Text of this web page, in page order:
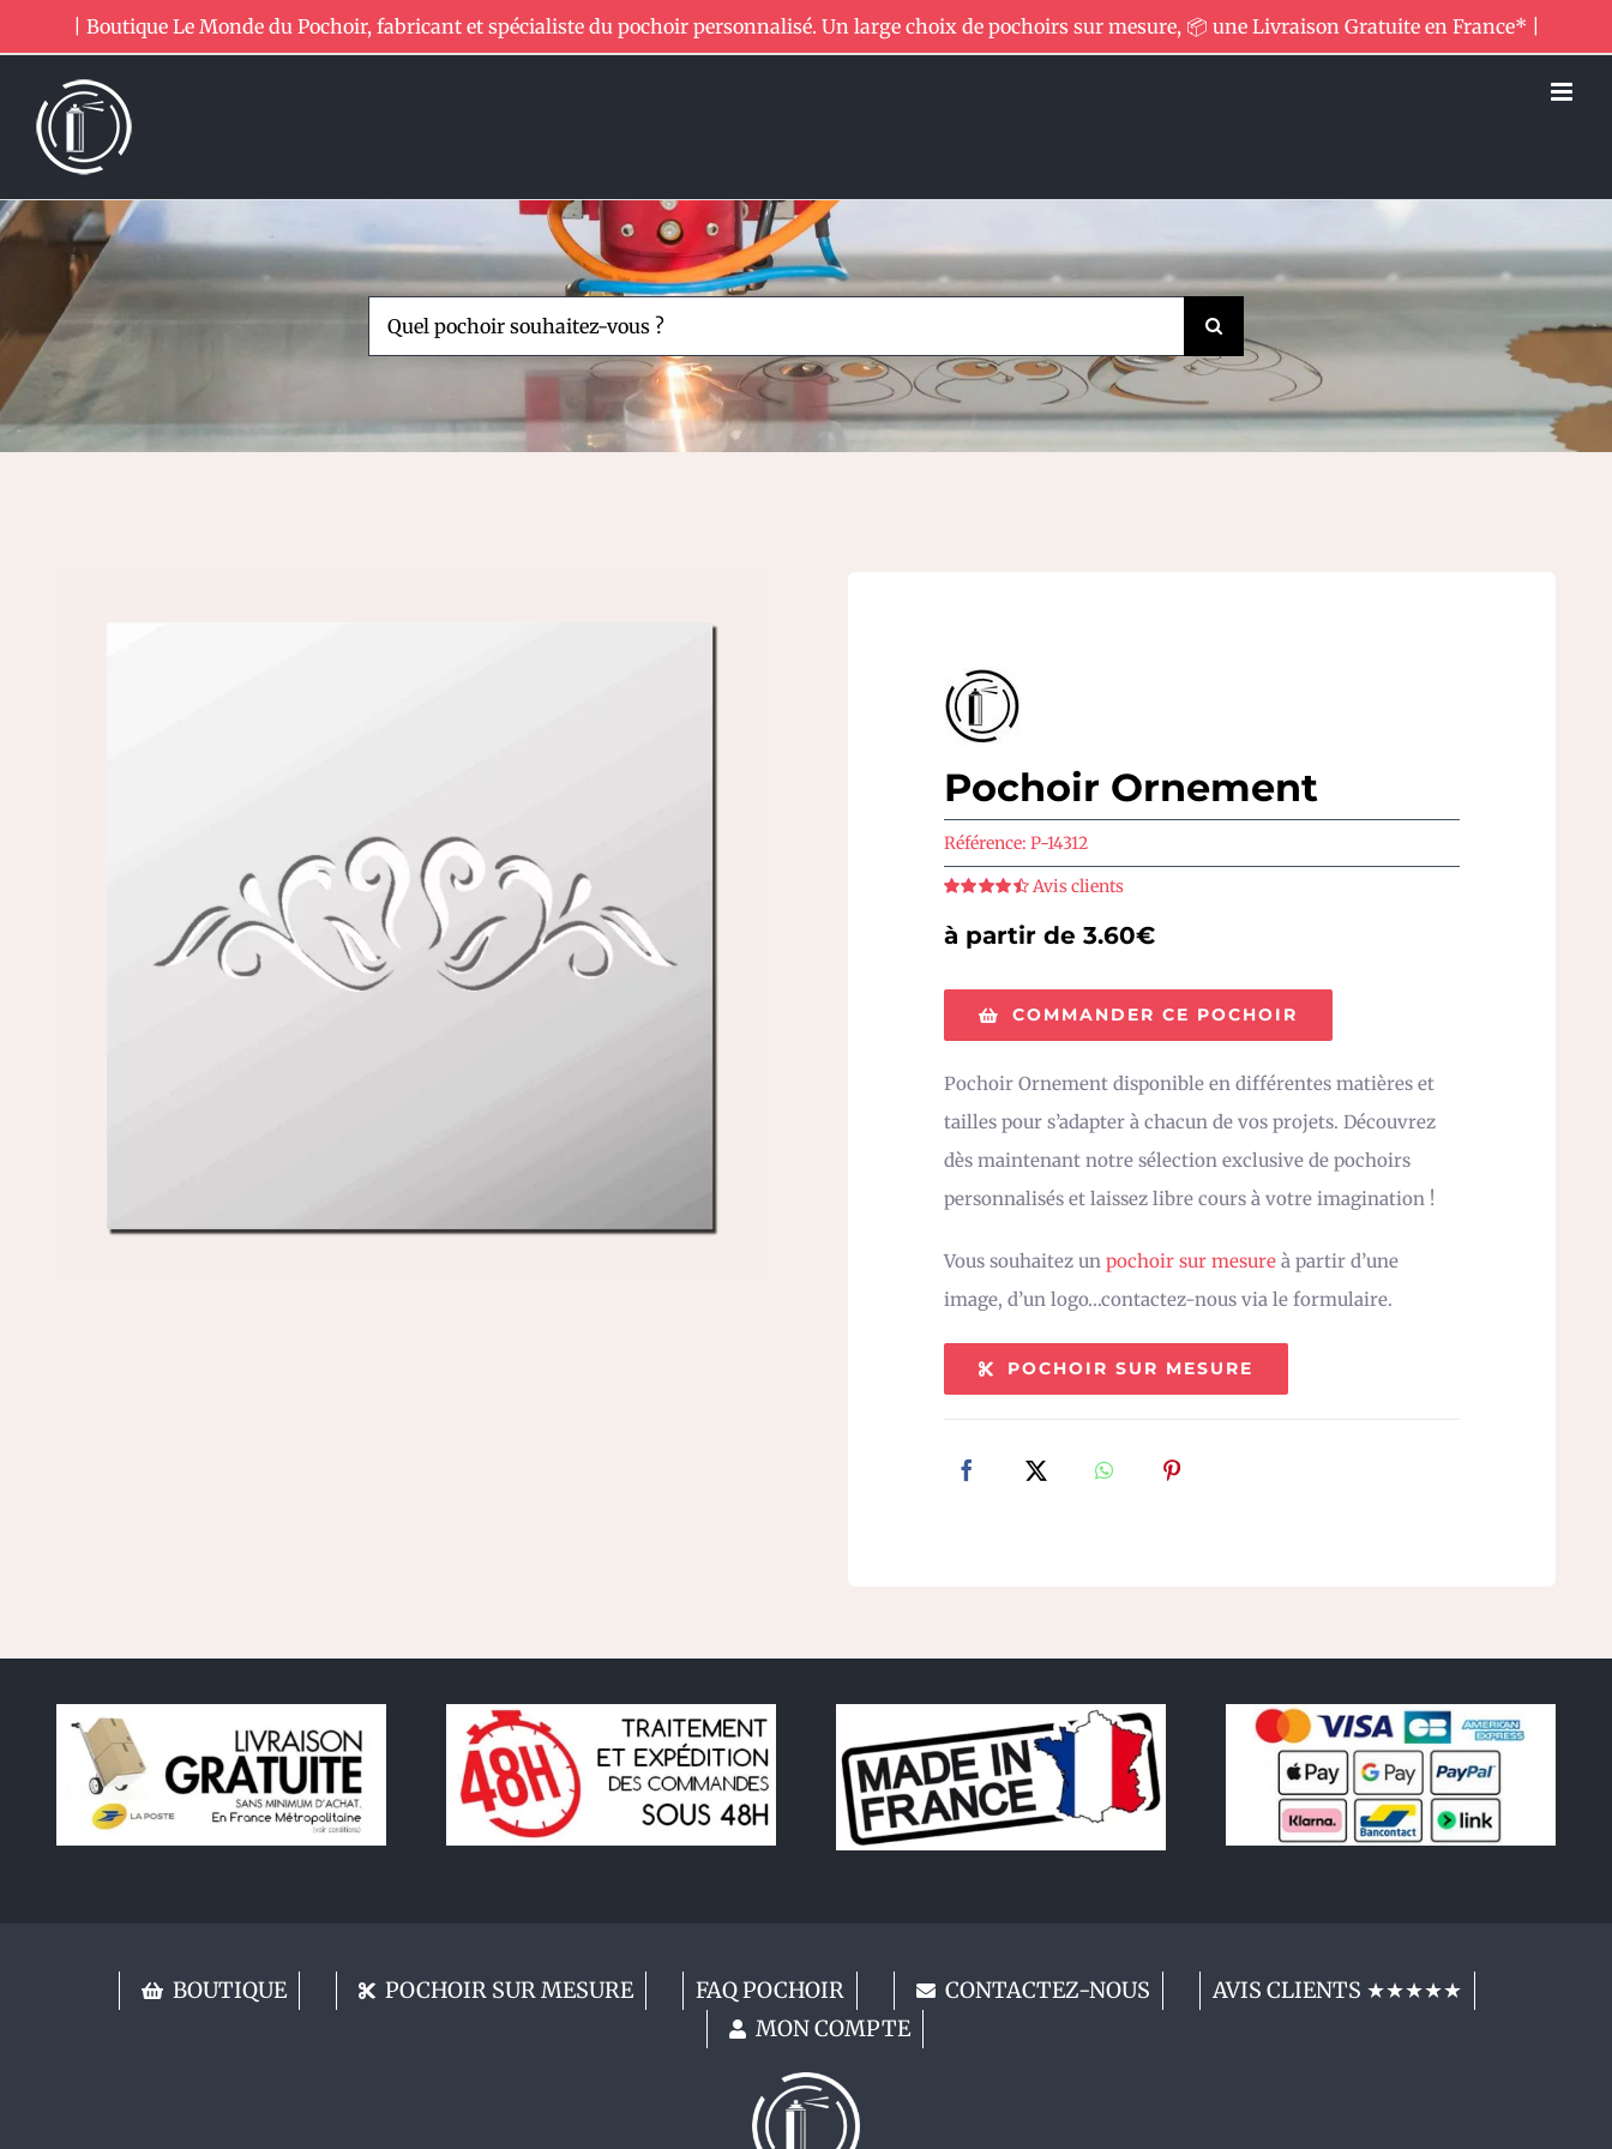
au
contenu
| Boutique Le Monde du Pochoir, fabricant et spécialiste du pochoir personnalisé. Un large choix de pochoirs sur mesure, 📦 une Livraison Gratuite en France* |
Rechercher:
Pochoir Ornement
Référence: P-14312
5
Avis clients
à partir de 3.60€
COMMANDER CE POCHOIR
Pochoir Ornement disponible en différentes matières et
tailles pour s’adapter à chacun de vos projets. Découvrez
dès maintenant notre sélection exclusive de pochoirs
personnalisés et laissez libre cours à votre imagination !
Vous souhaitez un pochoir sur mesure à partir d’une
image, d’un logo…contactez-nous via le formulaire.
POCHOIR SUR MESURE
BOUTIQUE POCHOIR SUR MESURE FAQ POCHOIR CONTACTEZ-NOUS
AVIS CLIENTS ★★★★★
MON COMPTE